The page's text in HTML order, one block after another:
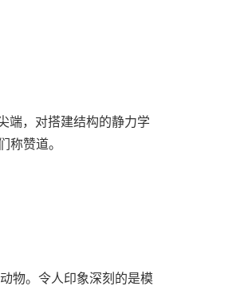
端，对搭建结构的静力学
赞道。
物。令人印象深刻的是模